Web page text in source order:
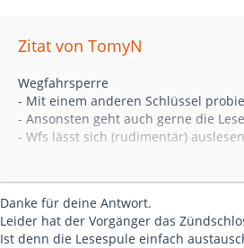
Zitat von TomyN
Wegfahrsperre
- Mit einem anderen Schlüssel
- Ansonsten geht auch gerne die
- Wfs lässt sich (rudimentär)
Danke für deine Antwort.
Leider hat der Vorgänger das
Ist denn die Lesespule einfach